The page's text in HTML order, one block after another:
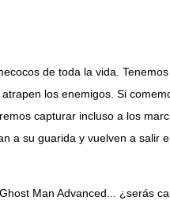
de toda la vida.
los enemigos. Si
capturar incluso a los
a su guarida y vuelven a salir
Man Advanced... ¿serás